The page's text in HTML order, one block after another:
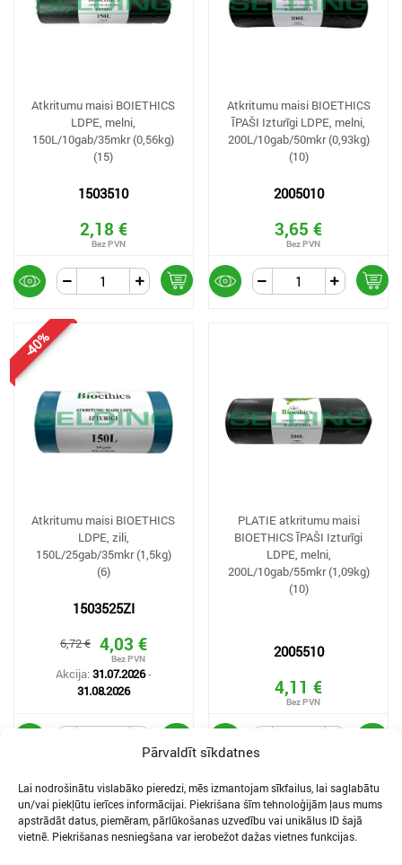
Pārvaldīt sīkdatnes
Lai nodrošinātu vislabāko pieredzi, mēs izmantojam sīkfailus, lai saglabātu
un/vai piekļūtu ierīces informācijai. Piekrišana šīm tehnoloģijām ļaus mums
apstrādāt datus, piemēram, pārlūkošanas uzvedību vai unikālus ID šajā
vietnē. Piekrišanas nesniegšana var ierobežot dažas vietnes funkcijas.
Atkritumu maisi BOIETHICS
LDPE, melni,
150L/10gab/35mkr (0,56kg)
(15)
1503510
2,18 €
Atkritumu maisi BIOETHICS
ĪPAŠI Izturīgi LDPE, melni,
200L/10gab/50mkr (0,93kg)
(10)
2005010
3,65 €
-40%
Atkritumu maisi BIOETHICS
LDPE, zili,
150L/25gab/35mkr (1,5kg)
(6)
1503525ZI
6,72 € 4,03 €
Akcija:31.07.2026-
31.08.2026
PLATIE atkritumu maisi
BIOETHICS ĪPAŠI Izturīgi
LDPE, melni,
200L/10gab/55mkr (1,09kg)
(10)
2005510
4,11 €